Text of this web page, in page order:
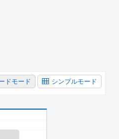
ドモード シンプルモード